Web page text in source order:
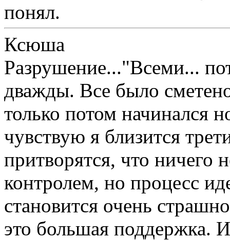
понял.
Ксюша
Разрушение..."Всеми...
дважды. Все было
только потом начинался
чувствую я близится
притворятся, что ничего
контролем, но процесс
становится очень
это большая поддержка.